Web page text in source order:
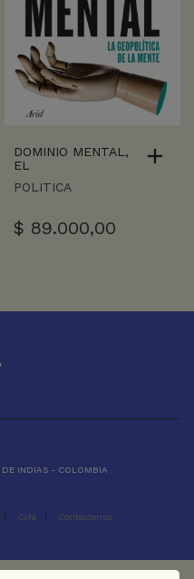
DOMINIO MENTAL,
EL
POLITICA
$ 89.000,00
INDIAS - COLOMBIA
Café Contáctenos